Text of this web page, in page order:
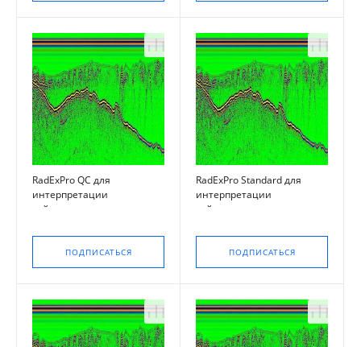
RadExPro QC для
интерпретации
сейсмических данных
ПОДПИСАТЬСЯ
RadExPro Standard для
интерпретации
сейсмических данных
ПОДПИСАТЬСЯ